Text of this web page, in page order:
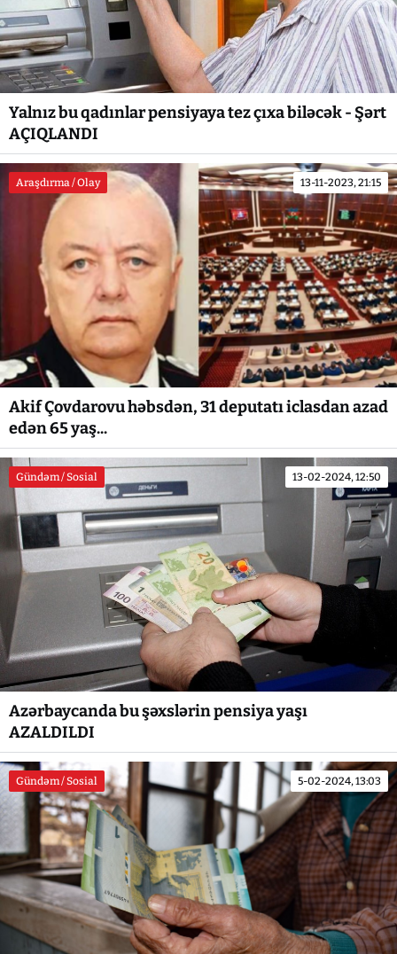
Yalnız bu qadınlar pensiyaya tez çıxa biləcək - Şərt
AÇIQLANDI
Araşdırma / Olay 13-11-2023, 21:15
Akif Çovdarovu həbsdən, 31 deputatı iclasdan azad
edən 65 yaş...
Gündəm / Sosial 13-02-2024, 12:50
Azərbaycanda bu şəxslərin pensiya yaşı
AZALDILDI
Gündəm / Sosial 5-02-2024, 13:03